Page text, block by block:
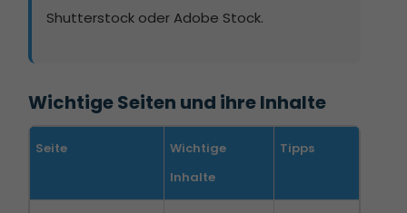
Shutterstock oder Adobe Stock.
Wichtige Seiten und ihre Inhalte
Seite
Wichtige
Inhalte
Tipps